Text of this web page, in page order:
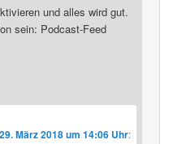
und alles wird gut.
sein: Podcast-Feed
29. März 2018 um 14:06 Uhr: